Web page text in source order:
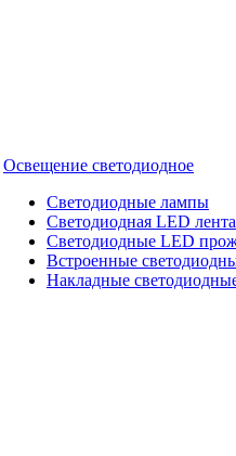
Освещение светодиодное
Светодиодные лампы
Светодиодная LED лента
Светодиодные LED
Встроенные
Накладные